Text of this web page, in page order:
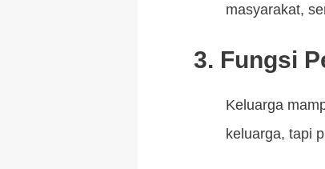
masyarakat,
3. Fungsi
Keluarga
keluarga, tapi